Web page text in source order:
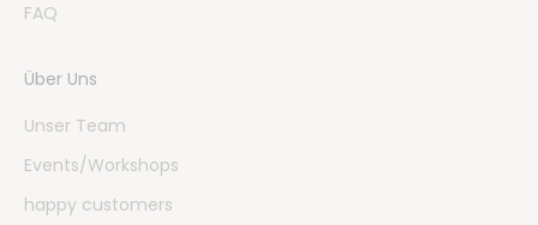
FAQ
Über Uns
Unser Team
Events/Workshops
happy customers